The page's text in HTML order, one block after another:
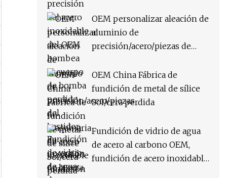
inversión de la cera
OEM personalizar aleación de
aluminio de
precisión/acero/piezas de
inoxidable fundición a
presión/fundición a la cera
perdida/fundición de
de piezas de repuesto
OEM China Fábrica de
fundición de metal de sílice
Sol/cera perdida
Fundición de vidrio de agua
de acero al carbono OEM,
fundición de acero inoxidable